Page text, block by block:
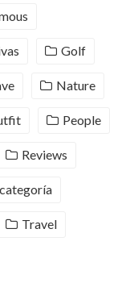
Golf
Nature
People
Reviews
Travel